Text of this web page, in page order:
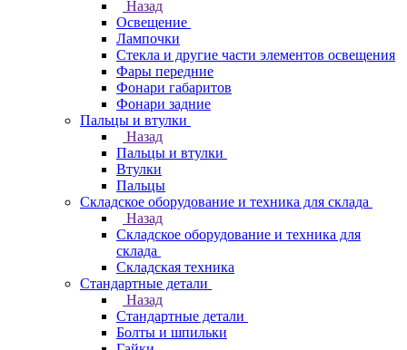
Назад
Освещение
Лампочки
Стекла и другие части элементов освещения
Фары передние
Фонари габаритов
Фонари задние
Пальцы и втулки
Назад
Пальцы и втулки
Втулки
Пальцы
Складское оборудование и техника для склада
Назад
Складское оборудование и техника для
склада
Складская техника
Стандартные детали
Назад
Стандартные детали
Болты и шпильки